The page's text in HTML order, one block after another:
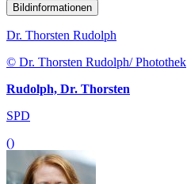
Bildinformationen
Dr. Thorsten Rudolph
© Dr. Thorsten Rudolph/ Photothek
Rudolph, Dr. Thorsten
SPD
()